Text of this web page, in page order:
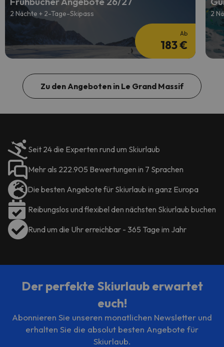
2 Nächte + 2-Tage-Skipass
Ab
183 €
2
Zu den Angeboten in Le Grand Massif
Seit 24 die Experten rund um Skiurlaub
Mehr als 222.905 Bewertungen in 7 Sprachen
Die besten Angebote für Skiurlaub in ganz Europa
Reibungslos und flexibel den nächsten Skiurlaub buchen
Rund um die Uhr erreichbar - 365 Tage im Jahr
Der perfekte Skiurlaub erwartet
euch!
Abonnieren Sie unseren monatlichen Newsletter und
erhalten Sie die absolut besten Angebote für
Skiurlaub.